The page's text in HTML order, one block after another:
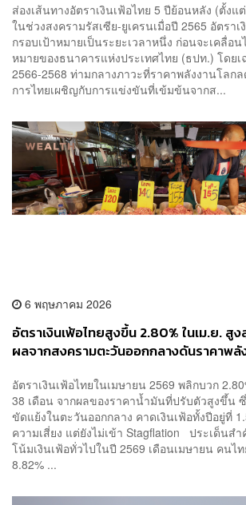
ส่องเส้นทางอัตราเงินเฟ้อไทย 5 ปีย้อนหลัง (ตั้งแ
ในช่วงสงครามรัสเซีย-ยูเครนเมื่อปี 2565 อัตราเ
กรอบเป้าหมายเป็นระยะเวลาหนึ่ง ก่อนจะเคลื่อน
หมายของธนาคารแห่งประเทศไทย (ธปท.) โดย
2566-2568 ท่ามกลางภาวะที่ราคาพลังงานโลก
การไทยเผชิญกับการแข่งขันที่เข้มข้นจากส...
6 พฤษภาคม 2026
อัตราเงินเฟ้อไทยสูงขึ้น 2.80% ในเม.ย. สู
ผลจากสงครามตะวันออกกลางดันราคาพลั
อัตราเงินเฟ้อไทยในเมษายน 2569 พลิกบวก
38 เดือน จากผลของราคาน้ำมันที่ปรับตัวสูงขึ้น
ขัดแย้งในตะวันออกกลาง คาดเงินเฟ้อทั้งปีอยู่ที่
ความเสี่ยง แต่ยังไม่เข้า Stagflation ประเด็น
โน้มเงินเฟ้อทั่วไปในปี 2569 เดือนเมษายน คนไ
8.82% ...